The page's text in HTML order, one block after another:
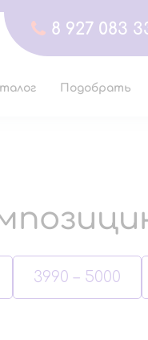
8 927 083
Подобрать
3990 – 5000